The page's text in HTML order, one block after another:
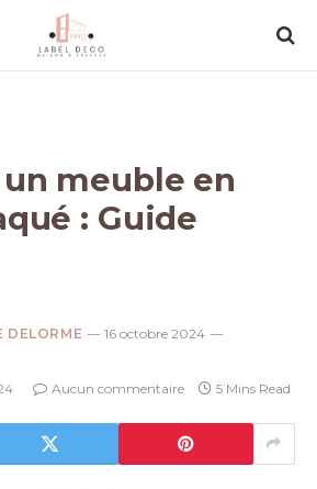
meuble en
: Guide
DELORME 16 octobre 2024
Aucun commentaire 5 Mins Read